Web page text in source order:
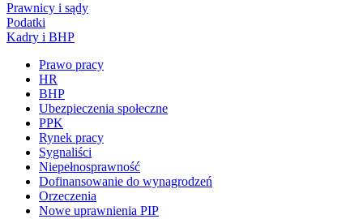
Prawnicy i sądy
Podatki
Kadry i BHP
Prawo pracy
HR
BHP
Ubezpieczenia społeczne
PPK
Rynek pracy
Sygnaliści
Niepełnosprawność
Dofinansowanie do wynagrodzeń
Orzeczenia
Nowe uprawnienia PIP